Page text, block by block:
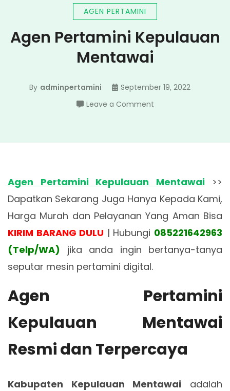
AGEN PERTAMINI
Agen Pertamini Kepulauan
Mentawai
By adminpertamini
September 19, 2022
Leave a Commenton
Kepulauan
Agen Pertamini Kepulauan Mentawai>>
Dapatkan Sekarang Juga Hanya Kepada Kami,
Harga Murah dan Pelayanan Yang Aman Bisa
KIRIM BARANG DULU | Hubungi 085221642963
(Telp/WA) jika anda ingin bertanya-tanya
seputar mesin pertamini digital.
Agen Pertamini
Kepulauan Mentawai
Resmi dan Terpercaya
Kabupaten Kepulauan Mentawai adalah